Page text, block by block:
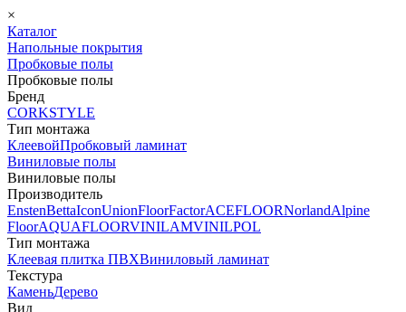
×
Каталог
Напольные покрытия
Пробковые полы
Пробковые полы
Бренд
CORKSTYLE
Тип монтажа
КлеевойПробковый ламинат
Виниловые полы
Виниловые полы
Производитель
EnstenBettaIconUnionFloorFactorACEFLOORNorlandAlpine
FloorAQUAFLOORVINILAMVINILPOL
Тип монтажа
Клеевая плитка ПВХВиниловый ламинат
Текстура
КаменьДерево
Вид